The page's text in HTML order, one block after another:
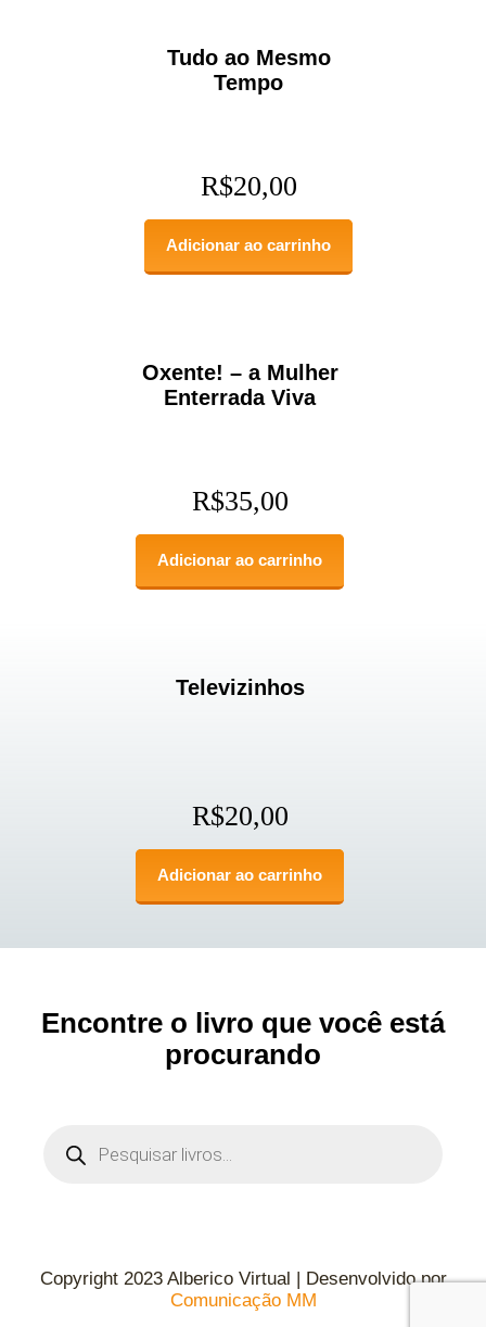
Tudo ao Mesmo
Tempo
R$20,00
Adicionar ao carrinho
Oxente! – a Mulher
Enterrada Viva
R$35,00
Adicionar ao carrinho
Televizinhos
R$20,00
Adicionar ao carrinho
Encontre o livro que você está
procurando
Copyright 2023 Alberico Virtual | Desenvolvido por
Comunicação MM